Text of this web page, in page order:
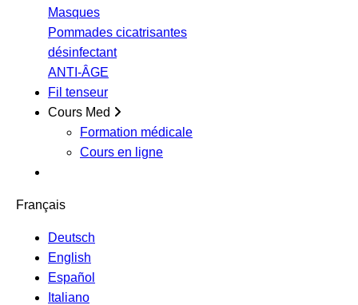
Masques
Pommades cicatrisantes
désinfectant
ANTI-ÂGE
Fil tenseur
Cours Med
Formation médicale
Cours en ligne
Français
Deutsch
English
Español
Italiano